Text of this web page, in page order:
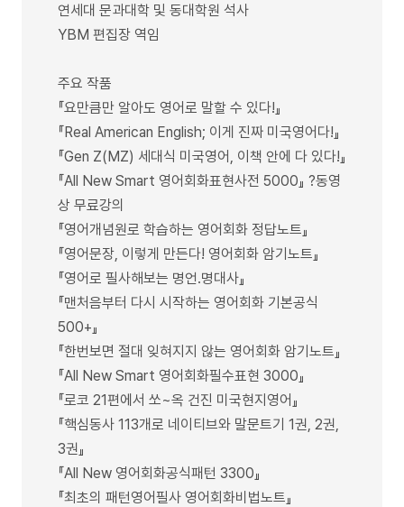
연세대 문과대학 및 동대학원 석사
YBM 편집장 역임
주요 작품
『요만큼만 알아도 영어로 말할 수 있다!』
『Real American English; 이게 진짜 미국영어다!』
『Gen Z(MZ) 세대식 미국영어, 이책 안에 다 있다!』
『All New Smart 영어회화표현사전 5000』 ?동영
상 무료강의
『영어개념원로 학습하는 영어회화 정답노트』
『영어문장, 이렇게 만든다! 영어회화 암기노트』
『영어로 필사해보는 명언.명대사』
『맨처음부터 다시 시작하는 영어회화 기본공식
500+』
『한번보면 절대 잊혀지지 않는 영어회화 암기노트』
『All New Smart 영어회화필수표현 3000』
『로코 21편에서 쏘~옥 건진 미국현지영어』
『핵심동사 113개로 네이티브와 말문트기 1권, 2권,
3권』
『All New 영어회화공식패턴 3300』
『최초의 패턴영어필사 영어회화비법노트』